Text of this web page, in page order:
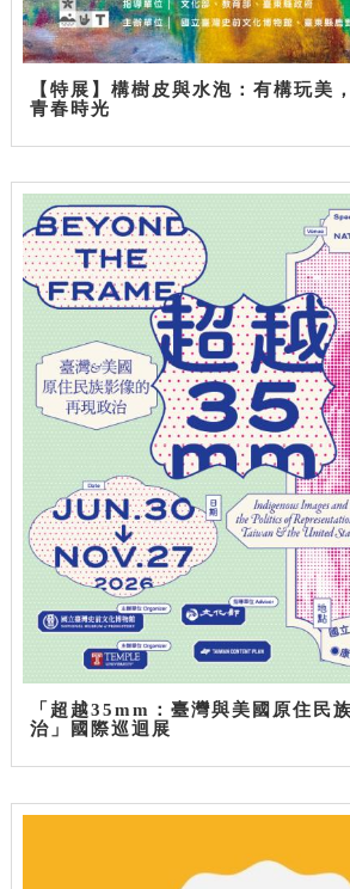
【特展】構樹皮與水泡：有構玩美
青春時光
「超越35mm：臺灣與美國原住民
治」國際巡迴展